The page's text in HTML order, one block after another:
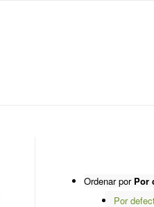
Ordenar por Por
Por